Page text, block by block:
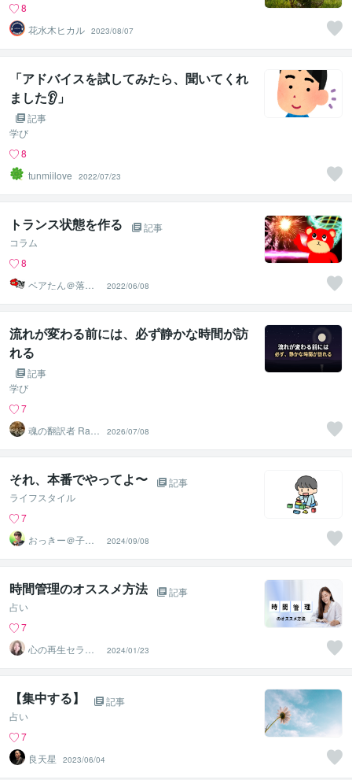
8
花水木ヒカル 2023/08/07
「アドバイスを試してみたら、聞いてくれ
ました👂」
記事
学び
8
tunmiilove
2022/07/23
トランス状態を作る
記事
コラム
8
ベアたん＠落書
きイラストレー
ター
2022/06/08
流れが変わる前には、必ず静かな時間が訪
れる
記事
学び
7
魂の翻訳者 Ray
Mind
2026/07/08
それ、本番でやってよ〜
記事
ライフスタイル
7
おっきー＠子育
て応援レッサー
2024/09/08
時間管理のオススメ方法
記事
占い
7
心の再生セラピ
スト YASUKO
2024/01/23
【集中する】
記事
占い
7
良天星
2023/06/04